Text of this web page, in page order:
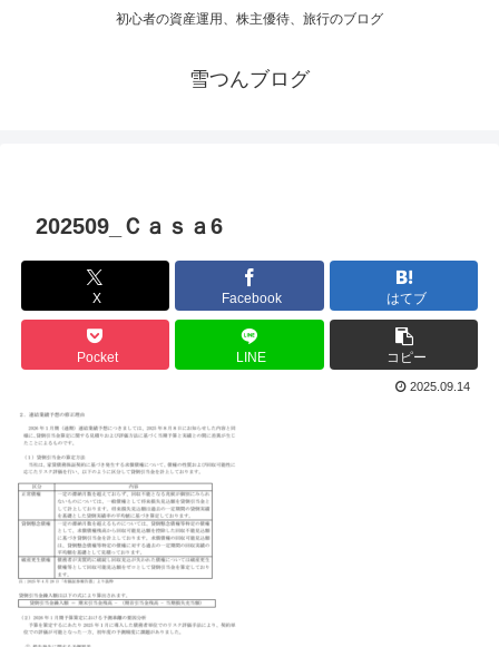
初心者の資産運用、株主優待、旅行のブログ
雪つんブログ
202509_Ｃａｓａ6
X Facebook はてブ
Pocket LINE コピー
2025.09.14